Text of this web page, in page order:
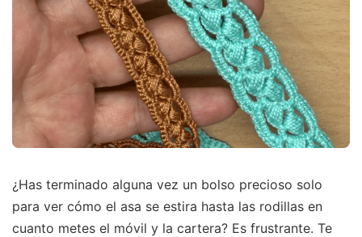
¿Has terminado alguna vez un bolso precioso solo
para ver cómo el asa se estira hasta las rodillas en
cuanto metes el móvil y la cartera? Es frustrante. Te